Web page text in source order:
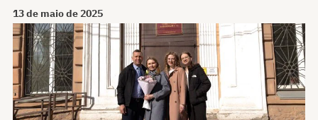
13 de maio de 2025